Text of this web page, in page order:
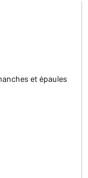
et épaules